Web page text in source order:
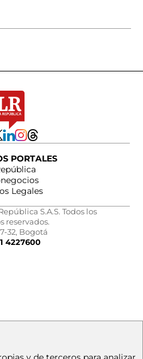
PORTALES
Legales
S.A.S. Todos los
reservados.
32, Bogotá
4227600